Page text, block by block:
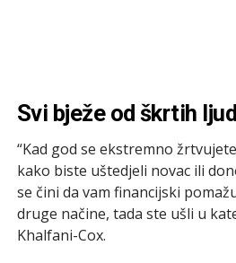
Svi bježe od škrtih
“Kad god se ekstremno
kako biste uštedjeli novac ili
se čini da vam financijski
druge načine, tada ste ušli u
Khalfani-Cox.